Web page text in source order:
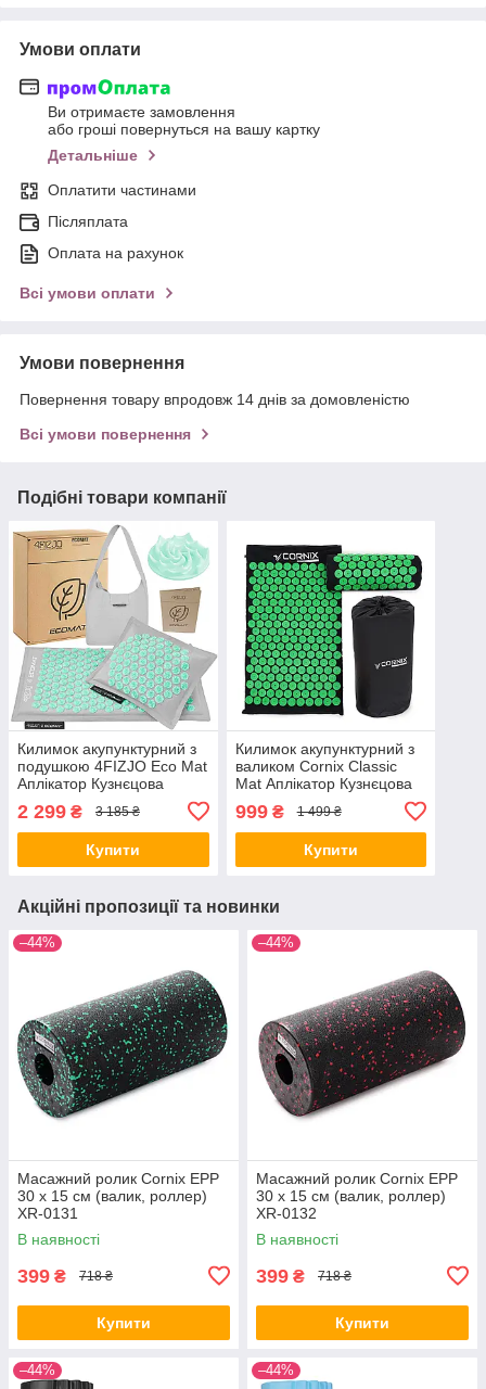
Умови оплати
Ви отримаєте замовлення
або гроші повернуться на вашу картку
Детальніше
Оплатити частинами
Післяплата
Оплата на рахунок
Всі умови оплати
Умови повернення
Повернення товару впродовж 14 днів за домовленістю
Всі умови повернення
Подібні товари компанії
Килимок акупунктурний з
подушкою 4FIZJO Eco Mat
Аплікатор Кузнєцова
5907739312181)
2 299 ₴ 3 185 ₴
Купити
Килимок акупунктурний з
валиком Cornix Classic
Mat Аплікатор Кузнєцова
999₴ 1 499 ₴
Купити
Акційні пропозиції та новинки
–44%
Масажний ролик Cornix EPP
30 x 15 см (валик, роллер)
XR-0131
В наявності
399 ₴ 718 ₴
Купити
–44%
Масажний ролик Cornix EPP
30 x 15 см (валик, роллер)
XR-0132
В наявності
399 ₴ 718 ₴
Купити
–44% –44%